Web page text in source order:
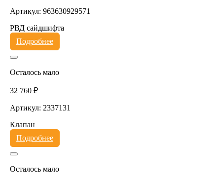
Артикул: 963630929571
РВД сайдшифта
Подробнее
Осталось мало
32 760 ₽
Артикул: 2337131
Клапан
Подробнее
Осталось мало